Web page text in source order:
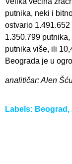
putnika, neki i
ostvario
1.350.799
putnika više, ili
Beograda je u
analitičar: Alen
Labels: Beograd ,